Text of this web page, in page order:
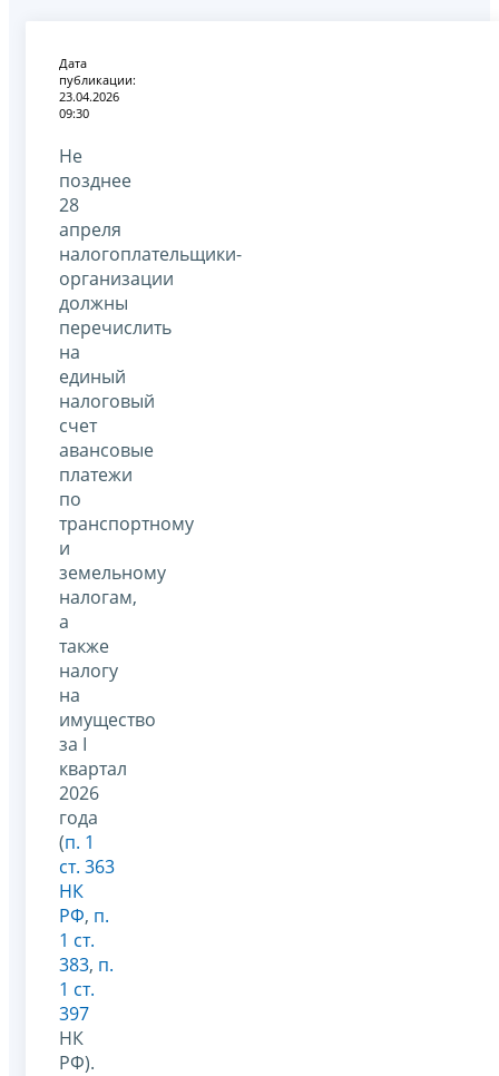
Дата
публикации:
23.04.2026
09:30
Не
позднее
28
апреля
налогоплательщики-
организации
должны
перечислить
на
единый
налоговый
счет
авансовые
платежи
по
транспортному
и
земельному
налогам,
а
также
налогу
на
имущество
за I
квартал
2026
года
(п. 1
ст. 363
НК
РФ, п.
1 ст.
383, п.
1 ст.
397
НК
РФ).